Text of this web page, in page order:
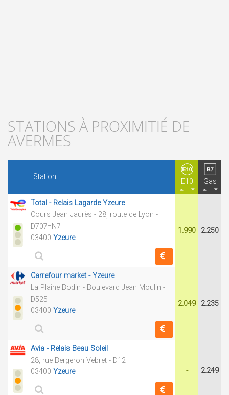
STATIONS À PROXIMITIÉ DE
AVERMES
Station
E10 Gas
Total - Relais Lagarde Yzeure
Cours Jean Jaurès - 28, route de Lyon -
D707=N7
03400 Yzeure
1.990 2.250
Carrefour market - Yzeure
La Plaine Bodin - Boulevard Jean Moulin -
D525
03400 Yzeure
2.049 2.235
Avia - Relais Beau Soleil
28, rue Bergeron Vebret - D12
03400 Yzeure - 2.249